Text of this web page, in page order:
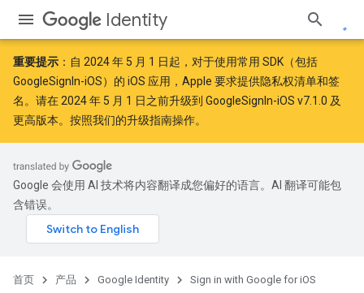
Identity
重要提示 ：自 2024 年 5 月 1 日起，对于使用常用 SDK（包括
GoogleSignIn-iOS）的 iOS 应用，Apple 要求提供隐私权清单和签
名。请在 2024 年 5 月 1 日之前升级到 GoogleSignIn-iOS v7.1.0 及
更高版本。按照我们的升级指南操作。
Google 会使用 AI 技术将内容翻译成您偏好的语言。AI 翻译可能包
含错误。
首页 产品 Google Identity Sign in with Google for iOS